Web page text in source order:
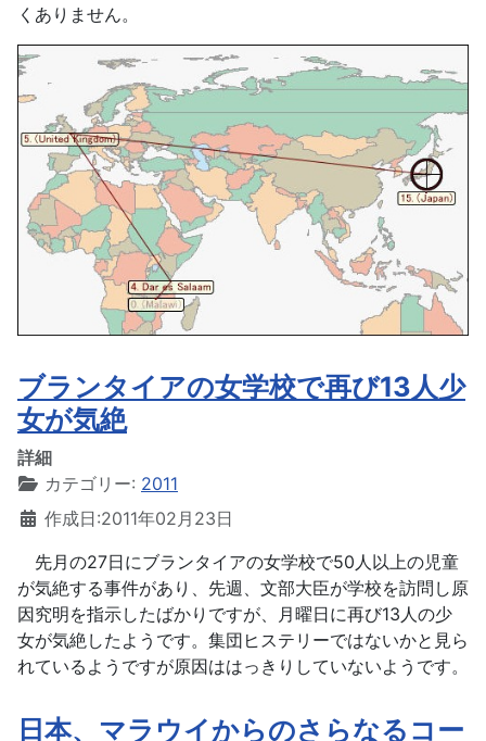
くありません。
ブランタイアの女学校で再び13人少
女が気絶
詳細
カテゴリー: 2011
作成日:2011年02月23日
先月の27日にブランタイアの女学校で50人以上の児童
が気絶する事件があり、先週、文部大臣が学校を訪問し原
因究明を指示したばかりですが、月曜日に再び13人の少
女が気絶したようです。集団ヒステリーではないかと見ら
れているようですが原因ははっきりしていないようです。
日本、マラウイからのさらなるコー